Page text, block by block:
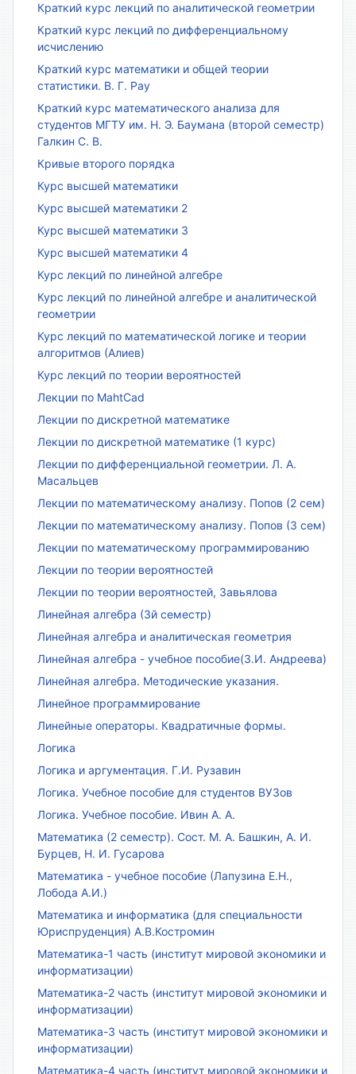
Краткий курс лекций по аналитической геометрии
Краткий курс лекций по дифференциальному
исчислению
Краткий курс математики и общей теории
статистики. В. Г. Рау
Краткий курс математического анализа для
студентов МГТУ им. Н. Э. Баумана (второй семестр)
Галкин С. В.
Кривые второго порядка
Курс высшей математики
Курс высшей математики 2
Курс высшей математики 3
Курс высшей математики 4
Курс лекций по линейной алгебре
Курс лекций по линейной алгебре и аналитической
геометрии
Курс лекций по математической логике и теории
алгоритмов (Алиев)
Курс лекций по теории вероятностей
Лекции по MahtCad
Лекции по дискретной математике
Лекции по дискретной математике (1 курс)
Лекции по дифференциальной геометрии. Л. А.
Масальцев
Лекции по математическому анализу. Попов (2 сем)
Лекции по математическому анализу. Попов (3 сем)
Лекции по математическому программированию
Лекции по теории вероятностей
Лекции по теории вероятностей, Завьялова
Линейная алгебра (3й семестр)
Линейная алгебра и аналитическая геометрия
Линейная алгебра - учебное пособие(З.И. Андреева)
Линейная алгебра. Методические указания.
Линейное программирование
Линейные операторы. Квадратичные формы.
Логика
Логика и аргументация. Г.И. Рузавин
Логика. Учебное пособие для студентов ВУЗов
Логика. Учебное пособие. Ивин А. А.
Математика (2 семестр). Сост. М. А. Башкин, А. И.
Бурцев, Н. И. Гусарова
Математика - учебное пособие (Лапузина Е.Н.,
Лобода А.И.)
Математика и информатика (для специальности
Юриспруденция) А.В.Костромин
Математика-1 часть (институт мировой экономики и
информатизации)
Математика-2 часть (институт мировой экономики и
информатизации)
Математика-3 часть (институт мировой экономики и
информатизации)
Математика-4 часть (институт мировой экономики и